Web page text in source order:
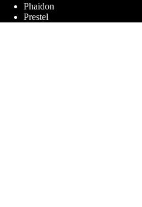
Phaidon
Prestel